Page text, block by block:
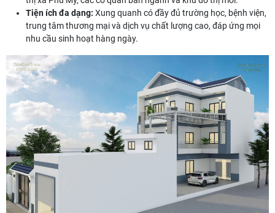
Tiện ích đa dạng: Xung quanh có đầy đủ trường học, bệnh viện,
trung tâm thương mại và dịch vụ chất lượng cao, đáp ứng mọi
nhu cầu sinh hoạt hàng ngày.